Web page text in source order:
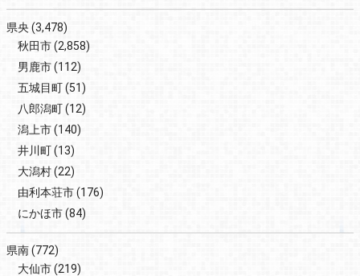
県央 (3,478)
秋田市(2,858)
男鹿市(112)
五城目町(51)
八郎潟町(12)
潟上市(140)
井川町(13)
大潟村(22)
由利本荘市(176)
にかほ市(84)
県南(772)
大仙市(219)